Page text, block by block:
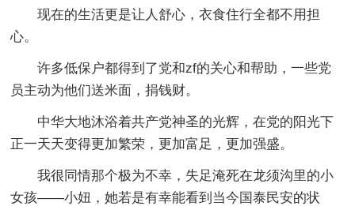
现在的生活更是让人舒心，衣食住行全都不用担
心。
许多低保户都得到了党和zf的关心和帮助，一些党
员主动为他们送米面，捐钱财。
中华大地沐浴着共产党神圣的光辉，在党的阳光下
正一天天变得更加繁荣，更加富足，更加强盛。
我很同情那个极为不幸，失足淹死在龙须沟里的小
女孩——小妞，她若是有幸能看到当今国泰民安的状